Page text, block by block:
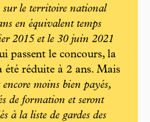
sur le territoire national
en équivalent temps
2015 et le 30 juin 2021
passent le concours, la
été réduite à 2 ans. Mais
encore moins bien payés,
de formation et seront
à la liste de gardes des